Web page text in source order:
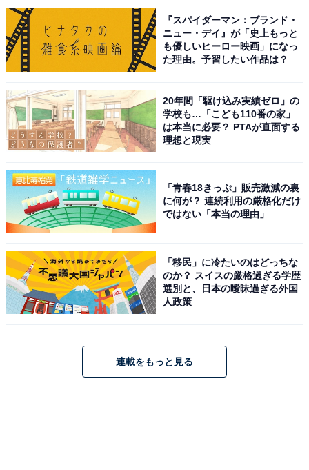
＞次ページ：韓国の激しい競争社会が影響？
1 2 3 4 5
『スパイダーマン：ブランド・
ニュー・デイ』が「史上もっと
も優しいヒーロー映画」になっ
た理由。予習したい作品は？
20年間「駆け込み実績ゼロ」の
学校も…「こども110番の家」
は本当に必要？ PTAが直面する
理想と現実
「青春18きっぷ」販売激減の裏
に何が？ 連続利用の厳格化だけ
ではない「本当の理由」
「移民」に冷たいのはどっちな
のか？ スイスの厳格過ぎる学歴
選別と、日本の曖昧過ぎる外国
人政策
連載をもっと見る